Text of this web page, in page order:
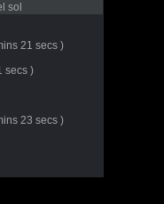
sol
21 secs )
secs )
23 secs )